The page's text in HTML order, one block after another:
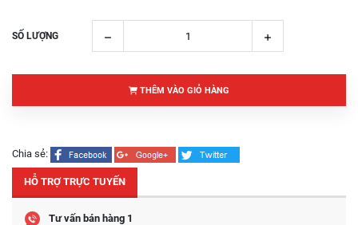
SỐ LƯỢNG
THÊM VÀO GIỎ HÀNG
Chia sẻ:
HỖ TRỢ TRỰC TUYẾN
Tư vấn bán hàng 1